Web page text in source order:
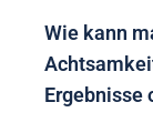
Wie kann
Ergebnisse